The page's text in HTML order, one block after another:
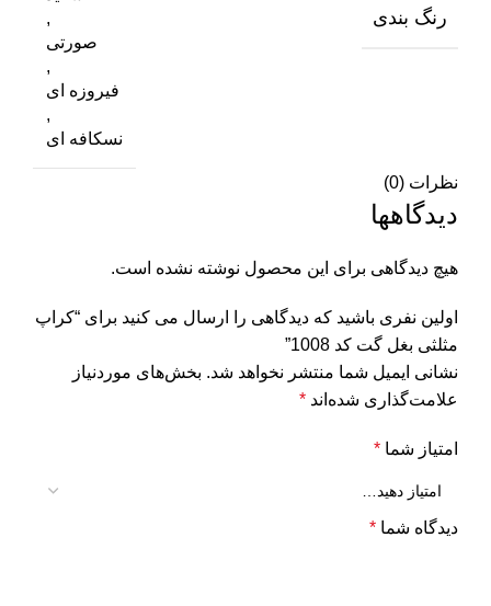
رنگ بندی
,
صورتی
,
فیروزه ای
,
نسکافه ای
نظرات (0)
دیدگاهها
هیچ دیدگاهی برای این محصول نوشته نشده است.
اولین نفری باشید که دیدگاهی را ارسال می کنید برای “کراپ
مثلثی بغل گت کد 1008”
نشانی ایمیل شما منتشر نخواهد شد. بخش‌های موردنیاز
علامت‌گذاری شده‌اند *
امتیاز شما *
دیدگاه شما *